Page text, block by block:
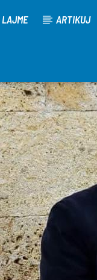
LAJME ARTIKUJ